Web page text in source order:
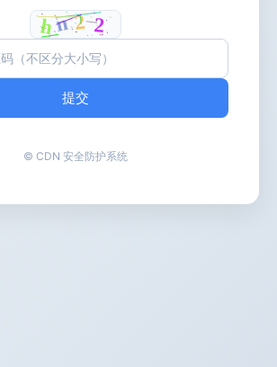
提交
© CDN 安全防护系统